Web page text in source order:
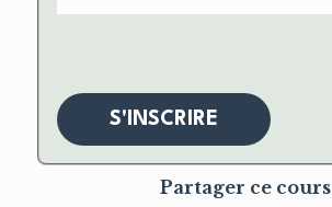
S'INSCRIRE
Partager ce cours